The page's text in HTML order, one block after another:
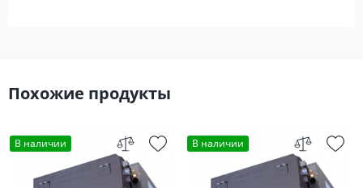
Похожие продукты
В наличии В наличии